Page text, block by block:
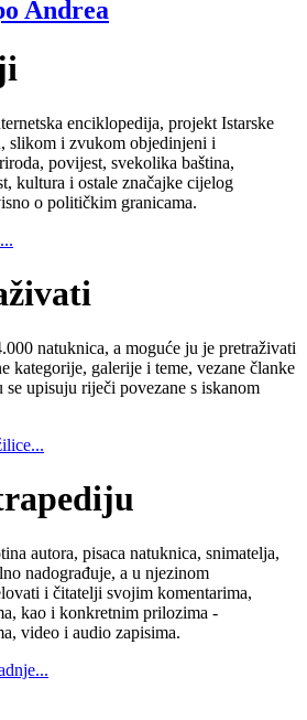
Andrea
enciklopedija, projekt Istarske
slikom i zvukom objedinjeni i
povijest, svekolika baština,
kultura i ostale značajke cijelog
o političkim granicama.
natuknica, a moguće ju je pretraživati
kategorije, galerije i teme, vezane članke
upisuju riječi povezane s iskanom
autora, pisaca natuknica, snimatelja,
nadograđuje, a u njezinom
i čitatelji svojim komentarima,
kao i konkretnim prilozima -
video i audio zapisima.